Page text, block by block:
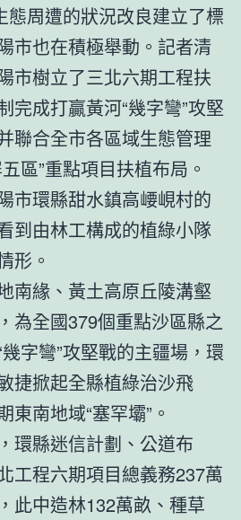
態周遭的狀況改良建立了標
市也在積極舉動。記者清
市樹立了三北六期工程扶
完成打贏黃河“幾字彎”攻堅
聯合全市各區域生態管理
區”重點項目扶植布局。
市環縣甜水鎮高崾峴村的
到由林工構成的植綠小隊
形。
南緣、黃土高原丘陵溝壑
為全國379個重點沙區縣之
字彎”攻堅戰的主疆場，環
捷掀起全縣植綠治沙飛
南地域“塞罕壩”。
環縣迷信計劃、公道布
工程六期項目總義務237萬
此中造林132萬畝、種草